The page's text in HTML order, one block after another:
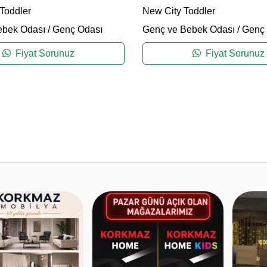
Odası /Genç Odası
Fiyat Sorunuz
New City Toddler
Genç ve Bebek Odası /Genç
Fiyat Sorunuz